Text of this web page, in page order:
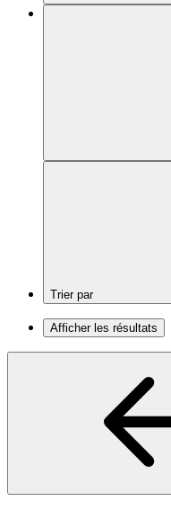
Trier par
Afficher les résultats